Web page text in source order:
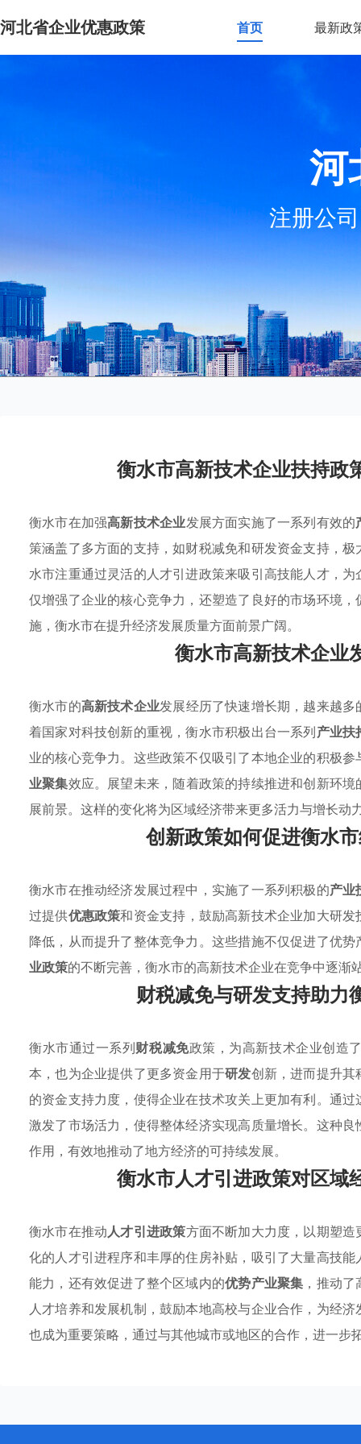
河北省企业优惠政策 首页 最新政
河
注册公
衡水市高新技术企业扶持政
衡水市在加强高新技术企业发展方面实施了一系列有效的
策涵盖了多方面的支持，如财税减免和研发资金支持，
水市注重通过灵活的人才引进政策来吸引高技能人才，
仅增强了企业的核心竞争力，还塑造了良好的市场环境，
施，衡水市在提升经济发展质量方面前景广阔。
衡水市高新技术企业
衡水市的高新技术企业发展经历了快速增长期，越来越多
着国家对科技创新的重视，衡水市积极出台一系列产业扶
业的核心竞争力。这些政策不仅吸引了本地企业的积极
业聚集效应。展望未来，随着政策的持续推进和创新环
展前景。这样的变化将为区域经济带来更多活力与增长动
创新政策如何促进衡水
衡水市在推动经济发展过程中，实施了一系列积极的产业
过提供优惠政策和资金支持，鼓励高新技术企业加大研
降低，从而提升了整体竞争力。这些措施不仅促进了优
业政策的不断完善，衡水市的高新技术企业在竞争中逐
财税减免与研发支持助力
衡水市通过一系列财税减免政策，为高新技术企业创造
本，也为企业提供了更多资金用于研发创新，进而提升
的资金支持力度，使得企业在技术攻关上更加有利。通
激发了市场活力，使得整体经济实现高质量增长。这种
作用，有效地推动了地方经济的可持续发展。
衡水市人才引进政策对区域
衡水市在推动人才引进政策方面不断加大力度，以期塑
化的人才引进程序和丰厚的住房补贴，吸引了大量高技
能力，还有效促进了整个区域内的优势产业聚集 ，推动
人才培养和发展机制，鼓励本地高校与企业合作，为经
也成为重要策略，通过与其他城市或地区的合作，进一步